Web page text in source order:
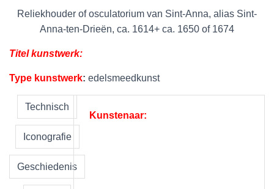
Reliekhouder of osculatorium van Sint-Anna, alias Sint-
Anna-ten-Drieën, ca. 1614+ ca. 1650 of 1674
Titel kunstwerk:
Type kunstwerk: edelsmeedkunst
Technisch
Iconografie
Geschiedenis
Kunstenaar: